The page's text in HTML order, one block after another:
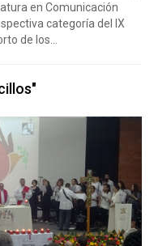
en Comunicación
categoría del IX
de los...